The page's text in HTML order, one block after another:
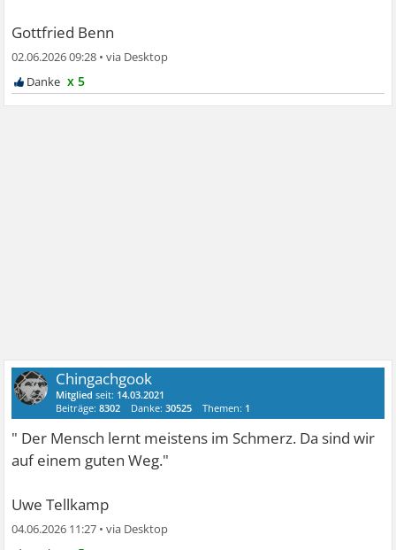
Gottfried Benn
02.06.2026 09:28 •
x 5
Chingachgook
Mitglied seit: 14.03.2021
Beiträge:8302 Danke:30525 Themen: 1
" Der Mensch lernt meistens im Schmerz. Da sind wir
auf einem guten Weg."
Uwe Tellkamp
04.06.2026 11:27 •